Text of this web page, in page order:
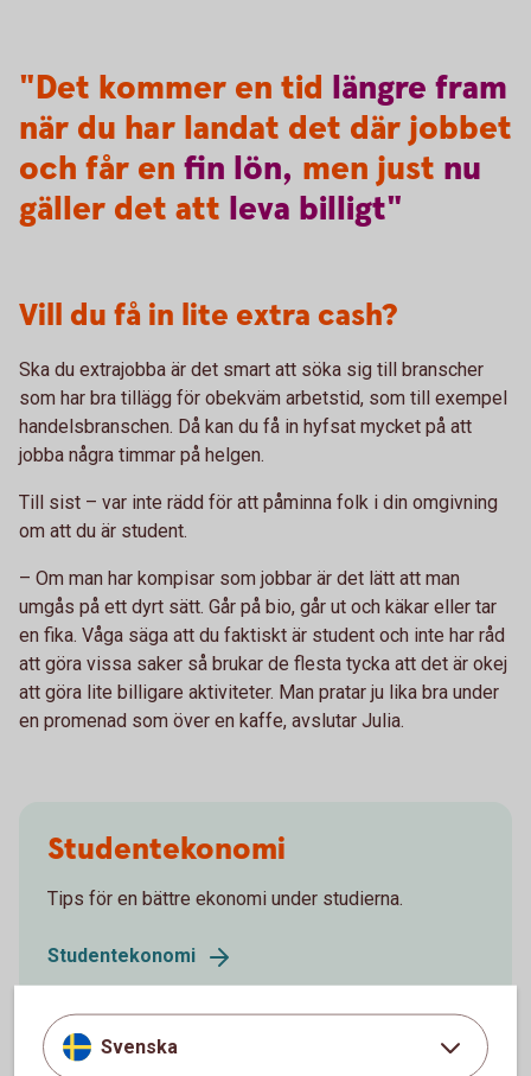
"Det kommer en tid längre fram
när du har landat det där jobbet
och får en fin lön, men just nu
gäller det att leva billigt"
Vill du få in lite extra cash?
Ska du extrajobba är det smart att söka sig till branscher
som har bra tillägg för obekväm arbetstid, som till exempel
handelsbranschen. Då kan du få in hyfsat mycket på att
jobba några timmar på helgen.
Till sist – var inte rädd för att påminna folk i din omgivning
om att du är student.
– Om man har kompisar som jobbar är det lätt att man
umgås på ett dyrt sätt. Går på bio, går ut och käkar eller tar
en fika. Våga säga att du faktiskt är student och inte har råd
att göra vissa saker så brukar de flesta tycka att det är okej
att göra lite billigare aktiviteter. Man pratar ju lika bra under
en promenad som över en kaffe, avslutar Julia.
Studentekonomi
Tips för en bättre ekonomi under studierna.
Studentekonomi
Svenska